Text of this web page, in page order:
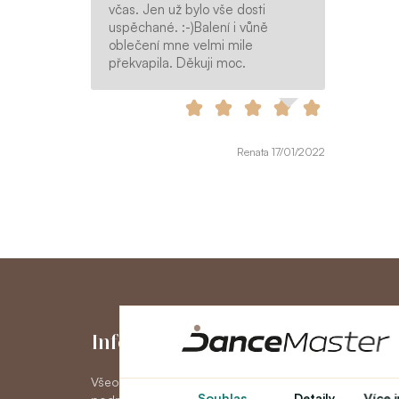
včas. Jen už bylo vše dosti
uspěchané. :-)Balení i vůně
oblečení mne velmi mile
překvapila. Děkuji moc.
Renata 17/01/2022
Informace
Všeobecné obchodní
Můj účet
Můj účet